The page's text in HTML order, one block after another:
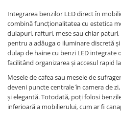
Integrarea benzilor LED direct în
combină funcționalitatea cu estetica
dulapuri, rafturi, mese sau chiar
pentru a adăuga o iluminare discretă
dulap de haine cu benzi LED integrate
facilitând organizarea și accesul rapid
Mesele de cafea sau mesele de
deveni puncte centrale în camera de
și elegantă. Totodată, poți folosi
inferioară a mobilierului, cum ar fi